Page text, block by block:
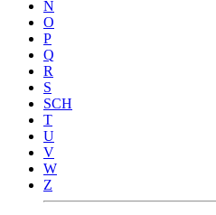
N
O
P
Q
R
S
SCH
T
U
V
W
Z